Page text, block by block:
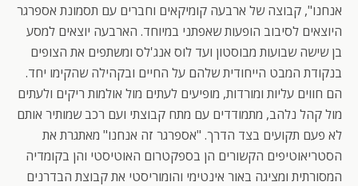
אנחנו", קבוצה של ארבעה קומיקאים וחברים עם תסמונת אספרגר
היוצאים לסיבוב הופעות שאפתני במיוחד. הארבעה יוצאים למסע
בן שישה שבועות מבוסטון ועד לוס אנג'לס ומשתפים את הצופים
בנקודת המבט הייחודית שלהם על החיים ובקהילה שהקימו יחד.
הם חווים עליות ומורדות, מופיעים לעתים מול אולמות ריקים ולעתים
מול קהל נלהב, מתמודדים עם מתח קבוצתי ועם רכב שמותיר אותם
לא פעם תקועים בצד הדרך. "אספרגר זה אנחנו" מאתגרת את
הסטריאוטיפים הקשורים הן בספקטרום האוטיסטי והן בקומדיה
המסורתית ומציגה באור אינטימי והומוריסטי את קבוצת הבדרנים